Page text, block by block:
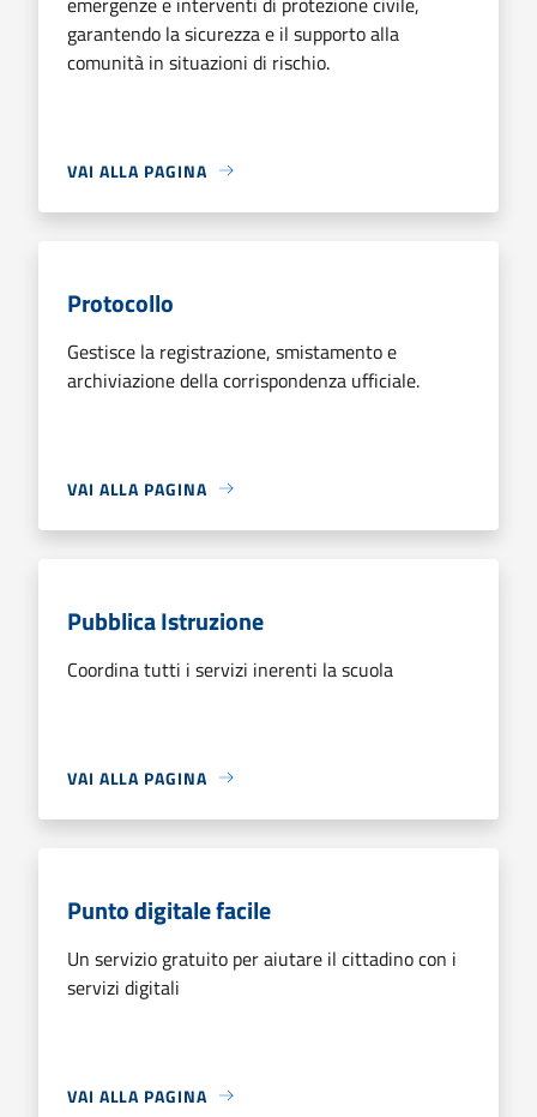
garantendo la sicurezza e il supporto alla
comunità in situazioni di rischio.
VAI ALLA PAGINA
Protocollo
Gestisce la registrazione, smistamento e
archiviazione della corrispondenza ufficiale.
VAI ALLA PAGINA
Pubblica Istruzione
Coordina tutti i servizi inerenti la scuola
VAI ALLA PAGINA
Punto digitale facile
Un servizio gratuito per aiutare il cittadino con i
servizi digitali
VAI ALLA PAGINA